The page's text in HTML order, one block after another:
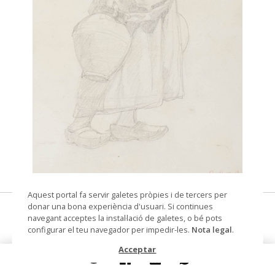
© Arxiu Fotogràfic del Consorci del Patrimoni de
Sitges
Dona amb càntirs
dibuix
Aquest portal fa servir galetes pròpies i de tercers per
donar una bona experiència d'usuari. Si continues
navegant acceptes la instal·lació de galetes, o bé pots
configurar el teu navegador per impedir-les. Nota legal.
Acceptar